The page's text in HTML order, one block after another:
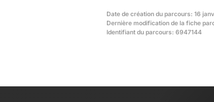
Date de création du parcours: 16
Dernière modification de la fiche
Identifiant du parcours: 6947144